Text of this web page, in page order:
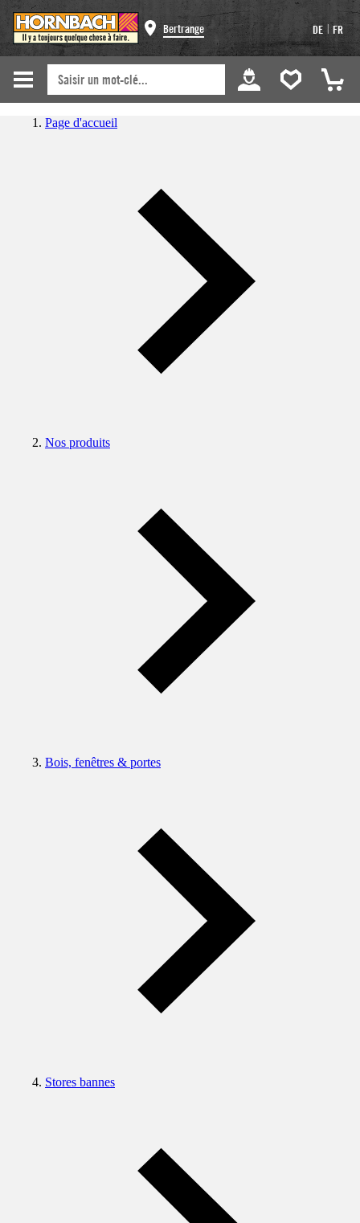
Bertrange DE | FR
Page d'accueil
Nos produits
Bois, fenêtres & portes
Stores bannes